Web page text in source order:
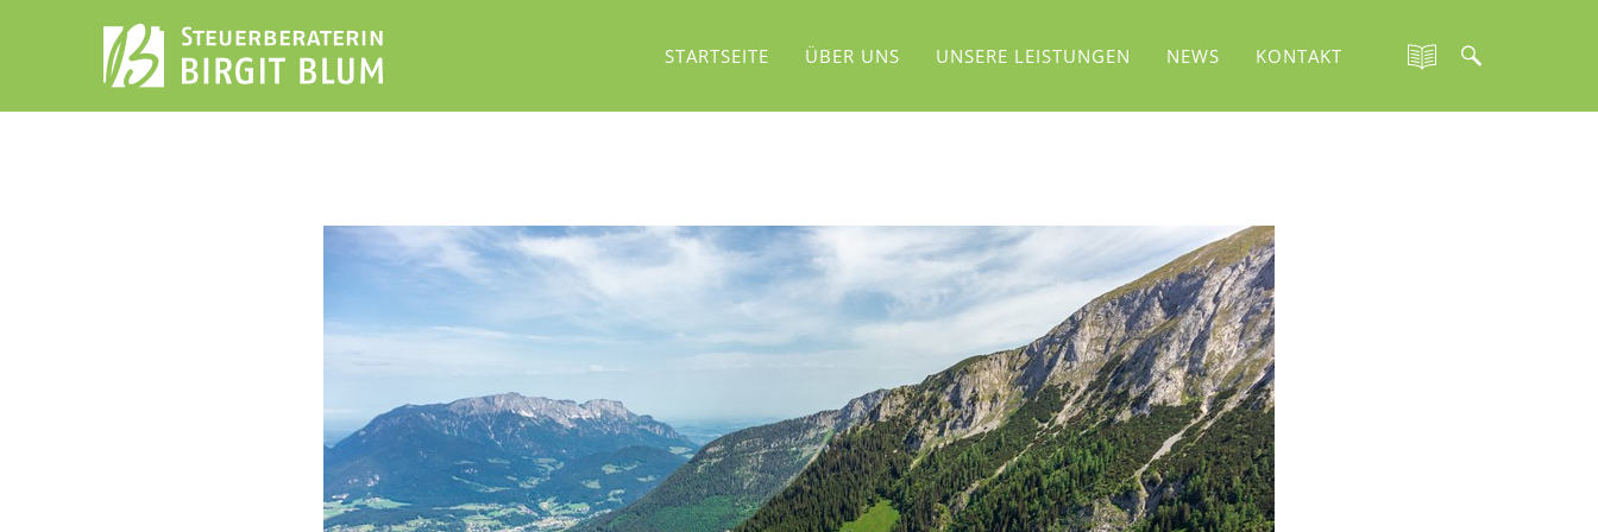
STARTSEITE ÜBER UNS UNSERE LEISTUNGEN NEWS KONTAKT